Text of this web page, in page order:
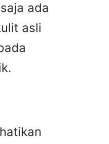
ada
asli